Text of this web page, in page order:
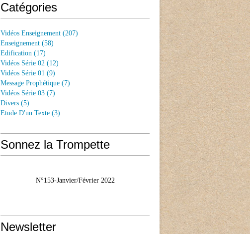
Catégories
Vidéos Enseignement (207)
Enseignement (58)
Edification (17)
Vidéos Série 02 (12)
Vidéos Série 01 (9)
Message Prophétique (7)
Vidéos Série 03 (7)
Divers (5)
Etude D'un Texte (3)
Sonnez la Trompette
N°153-Janvier/Février 2022
Newsletter